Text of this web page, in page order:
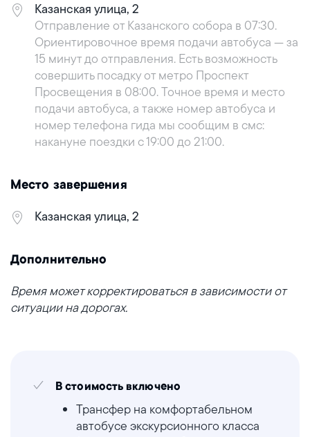
Казанская улица, 2
Отправление от Казанского собора в 07:30.
Ориентировочное время подачи автобуса — за
15 минут до отправления. Есть возможность
совершить посадку от метро Проспект
Просвещения в 08:00. Точное время и место
подачи автобуса, а также номер автобуса и
номер телефона гида мы сообщим в смс:
накануне поездки с 19:00 до 21:00.
Место завершения
Казанская улица, 2
Дополнительно
Время может корректироваться в зависимости от
ситуации на дорогах.
В стоимость включено
Трансфер на комфортабельном
автобусе экскурсионного класса